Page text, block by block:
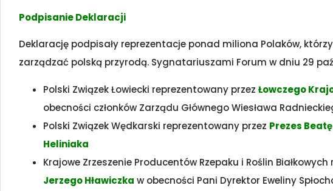
Podpisanie Deklaracji
Deklarację podpisały reprezentacje ponad miliona Polaków,
zarządzać polską przyrodą. Sygnatariuszami Forum w dniu 29
Polski Związek Łowiecki reprezentowany przez Łowczego
obecności członków Zarządu Głównego Wiesława
Polski Związek Wędkarski reprezentowany przez Prezes
Heliniaka
Krajowe Zrzeszenie Producentów Rzepaku i Roślin
Jerzego Hławiczka w obecności Pani Dyrektor Eweliny